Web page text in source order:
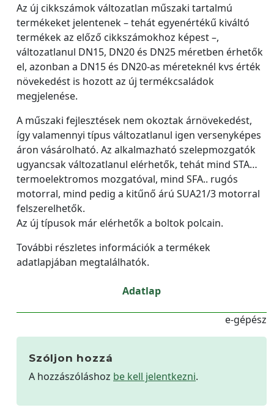
Az új cikkszámok változatlan műszaki tartalmú
termékeket jelentenek – tehát egyenértékű kiváltó
termékek az előző cikkszámokhoz képest –,
változatlanul DN15, DN20 és DN25 méretben érhetők
el, azonban a DN15 és DN20-as méreteknél kvs érték
növekedést is hozott az új termékcsaládok
megjelenése.
A műszaki fejlesztések nem okoztak árnövekedést,
így valamennyi típus változatlanul igen versenyképes
áron vásárolható. Az alkalmazható szelepmozgatók
ugyancsak változatlanul elérhetők, tehát mind STA…
termoelektromos mozgatóval, mind SFA.. rugós
motorral, mind pedig a kitűnő árú SUA21/3 motorral
felszerelhetők.
Az új típusok már elérhetők a boltok polcain.
További részletes információk a termékek
adatlapjában megtalálhatók.
Adatlap
e-gépész
Szóljon hozzá
A hozzászóláshoz be kell jelentkezni.